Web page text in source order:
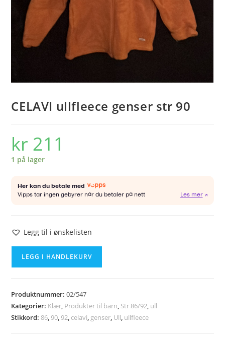
CELAVI ullfleece genser str 90
kr 211
1 på lager
Legg til i ønskelisten
90
antall
LEGG I HANDLEKURV
Produktnummer:02/547
Kategorier: Klær, Produkter til barn, Str 86/92, ull
Stikkord:86, 90, 92, celavi, genser, Ull, ullfleece